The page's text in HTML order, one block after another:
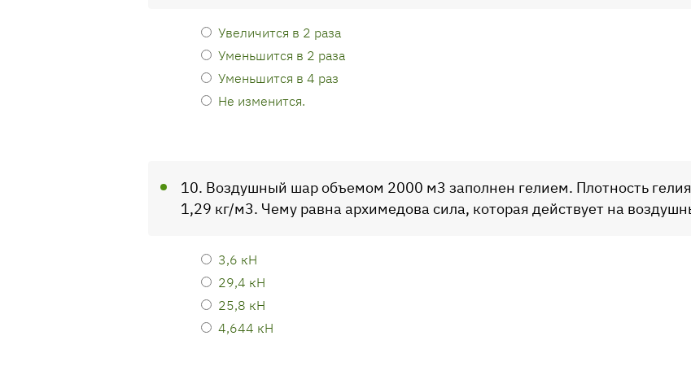
Увеличится в 2 раза
Уменьшится в 2 раза
Уменьшится в 4 раз
Не изменится.
10. Воздушный шар объемом 2000 м3 заполнен гелием. Плотность
1,29 кг/м3. Чему равна архимедова сила, которая действует на
3,6 кН
29,4 кН
25,8 кН
4,644 кН